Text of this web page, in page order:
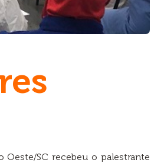
Oeste/SC recebeu o palestrante